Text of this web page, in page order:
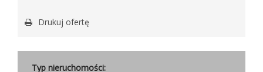
Drukuj ofertę
Typ nieruchomości: